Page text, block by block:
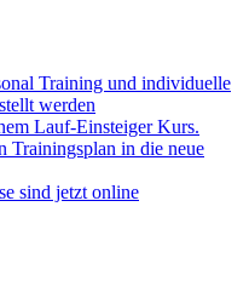
Training und individuelle
werden
Lauf-Einsteiger Kurs.
Trainingsplan in die neue
sind jetzt online